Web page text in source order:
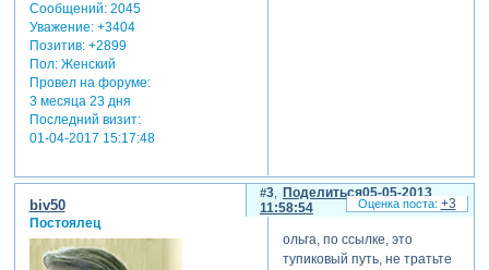
Сообщений:2045
Уважение: +3404
Позитив: +2899
Пол:Женский
Провел на форуме:
3 месяца 23 дня
Последний визит:
01-04-2017 15:17:48
Поделиться
3
05-05-2013
11:58:54
biv50
Постоялец
ольга, по ссылке, это
тупиковый путь, не тратьте
+3